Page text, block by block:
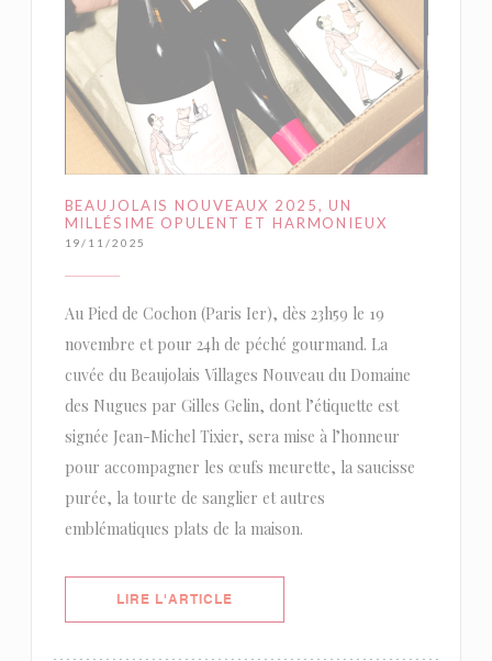
BEAUJOLAIS NOUVEAUX 2025, UN
MILLÉSIME OPULENT ET HARMONIEUX
19/11/2025
Au Pied de Cochon (Paris Ier), dès 23h59 le 19
novembre et pour 24h de péché gourmand. La
cuvée du Beaujolais Villages Nouveau du Domaine
des Nugues par Gilles Gelin, dont l’étiquette est
signée Jean-Michel Tixier, sera mise à l’honneur
pour accompagner les œufs meurette, la saucisse
purée, la tourte de sanglier et autres
emblématiques plats de la maison.
LIRE L'ARTICLE((OUVRE UNE NOUVELLE